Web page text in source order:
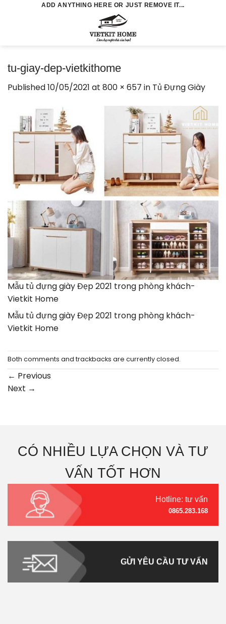
ADD ANYTHING HERE OR JUST REMOVE IT...
tu-giay-dep-vietkithome
Published10/05/2021 at 800 × 657 in Tủ Đựng Giày
Mẫu tủ đựng giày Đẹp 2021 trong phòng khách-
Vietkit Home
Mẫu tủ đựng giày Đẹp 2021 trong phòng khách-
Vietkit Home
Both comments and trackbacks are currently closed.
← Previous
Next →
CÓ NHIỀU LỰA CHỌN VÀ TƯ
VẤN TỐT HƠN
Hotline: tư vấn
0865.283.168
GỬI YÊU CẦU TƯ VẤN